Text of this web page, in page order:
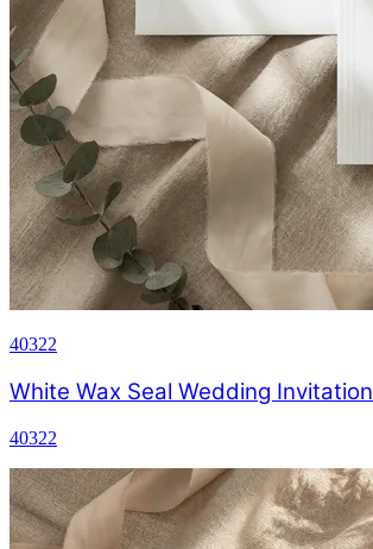
40322
White Wax Seal Wedding Invitation
40322